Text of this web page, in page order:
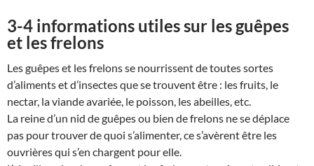
3-4 informations utiles sur les guêpes
et les frelons
Les guêpes et les frelons se nourrissent de toutes sortes
d’aliments et d’insectes que se trouvent être : les fruits, le
nectar, la viande avariée, le poisson, les abeilles, etc.
La reine d’un nid de guêpes ou bien de frelons ne se déplace
pas pour trouver de quoi s’alimenter, ce s’avèrent être les
ouvrières qui s’en chargent pour elle.